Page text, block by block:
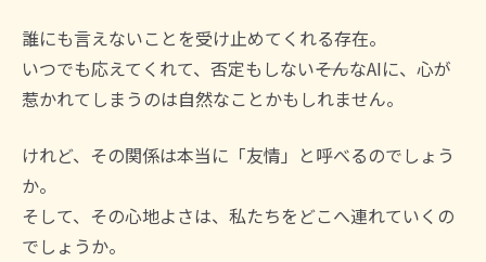
誰にも言えないことを受け止めてくれる存在。
いつでも応えてくれて、否定もしない――そんなAIに、心が
惹かれてしまうのは自然なことかもしれません。
けれど、その関係は本当に「友情」と呼べるのでしょう
か。
そして、その心地よさは、私たちをどこへ連れていくの
でしょうか。